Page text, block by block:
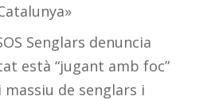
Senglars denuncia
està “jugant amb foc”
massiu de senglars i